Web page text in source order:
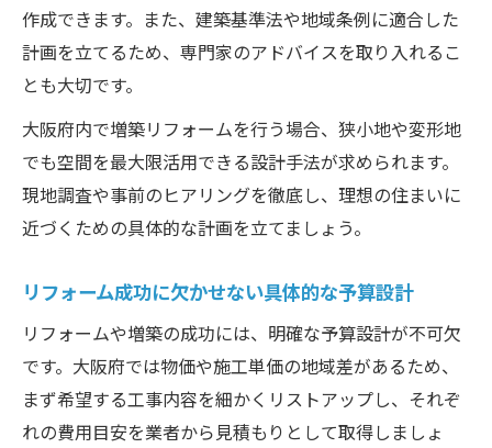
作成できます。また、建築基準法や地域条例に適合した
計画を立てるため、専門家のアドバイスを取り入れるこ
とも大切です。
大阪府内で増築リフォームを行う場合、狭小地や変形地
でも空間を最大限活用できる設計手法が求められます。
現地調査や事前のヒアリングを徹底し、理想の住まいに
近づくための具体的な計画を立てましょう。
リフォーム成功に欠かせない具体的な予算設計
リフォームや増築の成功には、明確な予算設計が不可欠
です。大阪府では物価や施工単価の地域差があるため、
まず希望する工事内容を細かくリストアップし、それぞ
れの費用目安を業者から見積もりとして取得しましょ